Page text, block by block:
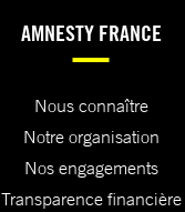
AMNESTY FRANCE
Nous connaître
Notre organisation
Nos engagements
Transparence financière